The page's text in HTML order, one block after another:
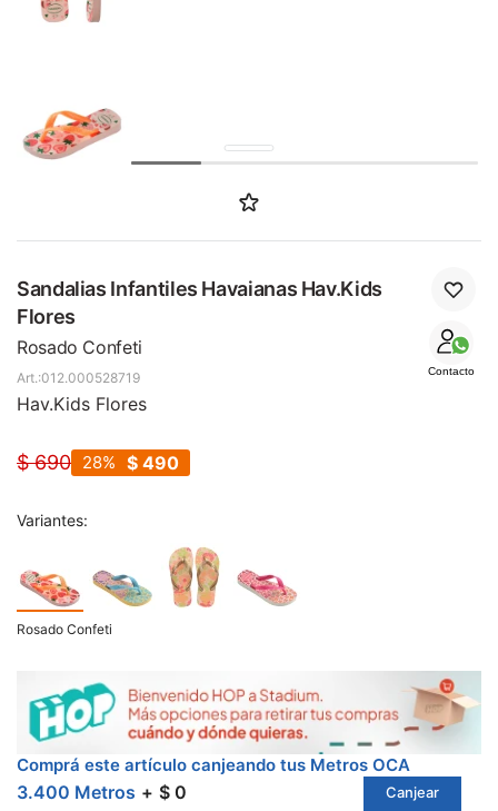
Sandalias Infantiles Havaianas Hav.Kids
Flores
Rosado Confeti
Contacto
012.000528719
Hav.Kids Flores
$ 690 $ 490
28
Variantes:
Rosado Confeti
Comprá este artículo canjeando tus Metros OCA
3.400 Metros $ 0 Canjear